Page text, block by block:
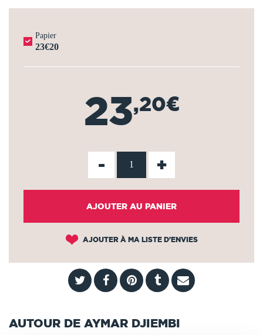
Papier
23€20
23,20€
- +
AJOUTER AU PANIER
AJOUTER À MA LISTE D'ENVIES
AUTOUR DE AYMAR DJIEMBI